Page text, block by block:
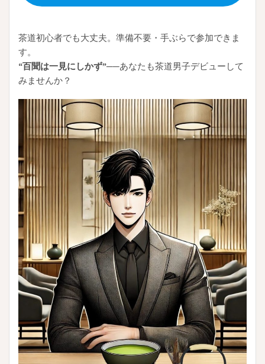
茶道初心者でも大丈夫。準備不要・手ぶらで参加できま
す。
“百聞は一見にしかず”──あなたも茶道男子デビューして
みませんか？